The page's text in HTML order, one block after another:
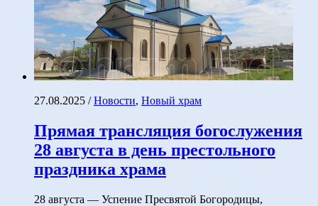
27.08.2025 /Новости, Новый храм
Прямая трансляция богослужения
28 августа в день престольного
праздника храма
28 августа — Успение Пресвятой Богородицы,